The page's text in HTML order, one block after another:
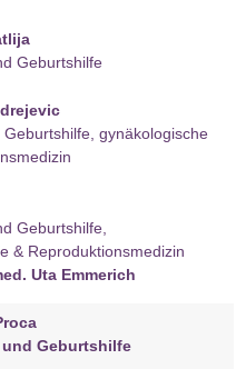
Geburtshilfe
gynäkologische
Geburtshilfe,
& Reproduktionsmedizin
Uta Emmerich
Geburtshilfe